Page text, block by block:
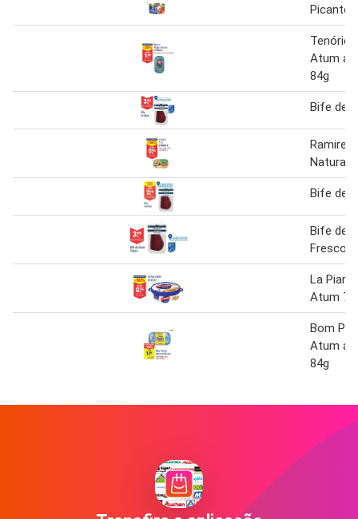
Picante
Tenório
Atum
84g
Bife de
Ramirez
Natural
Bife de
Bife de
Fresco
La Piara
Atum
Bom
Atum
84g